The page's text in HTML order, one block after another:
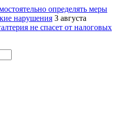
определять меры
нарушения 3 августа
не спасет от налоговых